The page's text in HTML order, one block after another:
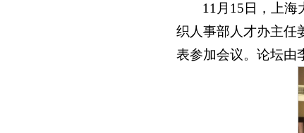
11月15日，上海
织人事部人才办主任
表参加会议。论坛由